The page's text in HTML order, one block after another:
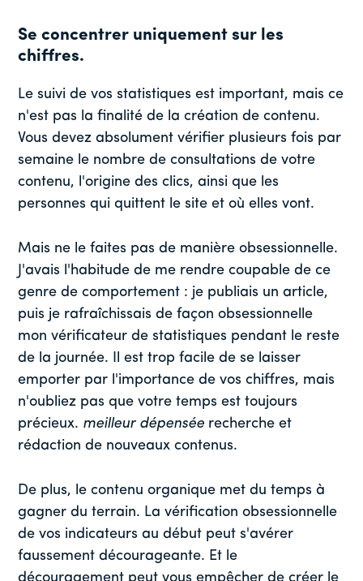
Se concentrer uniquement sur les
chiffres.
Le suivi de vos statistiques est important, mais ce
n'est pas la finalité de la création de contenu.
Vous devez absolument vérifier plusieurs fois par
semaine le nombre de consultations de votre
contenu, l'origine des clics, ainsi que les
personnes qui quittent le site et où elles vont.
Mais ne le faites pas de manière obsessionnelle.
J'avais l'habitude de me rendre coupable de ce
genre de comportement : je publiais un article,
puis je rafraîchissais de façon obsessionnelle
mon vérificateur de statistiques pendant le reste
de la journée. Il est trop facile de se laisser
emporter par l'importance de vos chiffres, mais
n'oubliez pas que votre temps est toujours
précieux. meilleur dépensée recherche et
rédaction de nouveaux contenus.
De plus, le contenu organique met du temps à
gagner du terrain. La vérification obsessionnelle
de vos indicateurs au début peut s'avérer
faussement décourageante. Et le